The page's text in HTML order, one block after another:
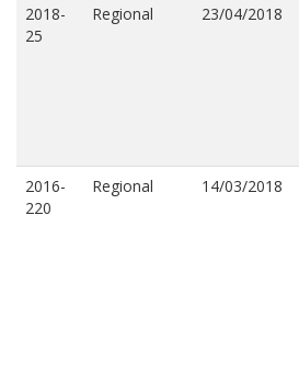
2018-
25
Regional 23/04/2018
2016-
220
Regional 14/03/2018